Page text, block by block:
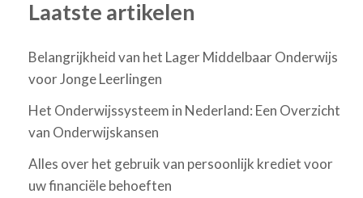
Laatste artikelen
Belangrijkheid van het Lager Middelbaar Onderwijs
voor Jonge Leerlingen
Het Onderwijssysteem in Nederland: Een Overzicht
van Onderwijskansen
Alles over het gebruik van persoonlijk krediet voor
uw financiële behoeften